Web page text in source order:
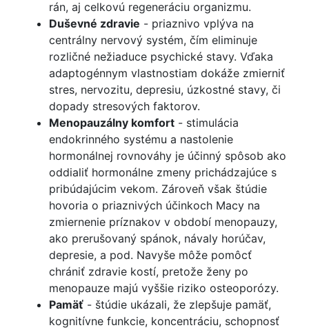
rán, aj celkovú regeneráciu organizmu.
Duševné zdravie - priaznivo vplýva na
centrálny nervový systém, čím eliminuje
rozličné nežiaduce psychické stavy. Vďaka
adaptogénnym vlastnostiam dokáže zmierniť
stres, nervozitu, depresiu, úzkostné stavy, či
dopady stresových faktorov.
Menopauzálny komfort - stimulácia
endokrinného systému a nastolenie
hormonálnej rovnováhy je účinný spôsob ako
oddialiť hormonálne zmeny prichádzajúce s
pribúdajúcim vekom. Zároveň však štúdie
hovoria o priaznivých účinkoch Macy na
zmiernenie príznakov v období menopauzy,
ako prerušovaný spánok, návaly horúčav,
depresie, a pod. Navyše môže pomôcť
chrániť zdravie kostí, pretože ženy po
menopauze majú vyššie riziko osteoporózy.
Pamäť - štúdie ukázali, že zlepšuje pamäť,
kognitívne funkcie, koncentráciu, schopnosť